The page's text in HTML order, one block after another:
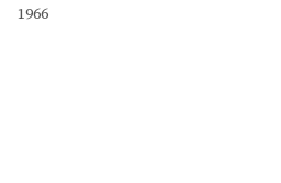
1966